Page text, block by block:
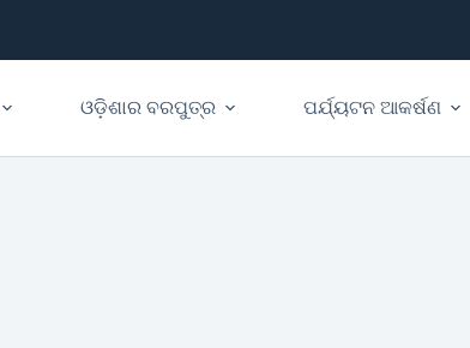
ଓଡ଼ିଶାର ବରପୁତ୍ର ପର୍ଯ୍ୟଟନ ଆକର୍ଷଣ